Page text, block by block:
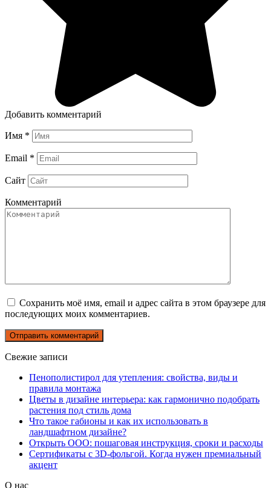
Добавить комментарий
Имя *
Email *
Сайт
Комментарий
Сохранить моё имя, email и адрес сайта в этом браузере для
последующих моих комментариев.
Свежие записи
Пенополистирол для утепления: свойства, виды и
правила монтажа
Цветы в дизайне интерьера: как гармонично подобрать
растения под стиль дома
Что такое габионы и как их использовать в
ландшафтном дизайне?
Открыть ООО: пошаговая инструкция, сроки и расходы
Сертификаты с 3D-фольгой. Когда нужен премиальный
акцент
О нас